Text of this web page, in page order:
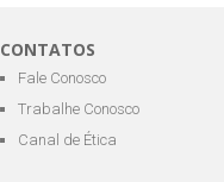
CONTATOS
Fale Conosco
Trabalhe Conosco
Canal de Ética